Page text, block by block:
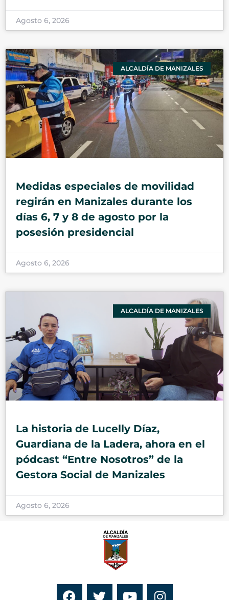
Agosto 6, 2026
ALCALDÍA DE MANIZALES
Medidas especiales de movilidad
regirán en Manizales durante los
días 6, 7 y 8 de agosto por la
posesión presidencial
Agosto 6, 2026
ALCALDÍA DE MANIZALES
La historia de Lucelly Díaz,
Guardiana de la Ladera, ahora en el
pódcast “Entre Nosotros” de la
Gestora Social de Manizales
Agosto 6, 2026